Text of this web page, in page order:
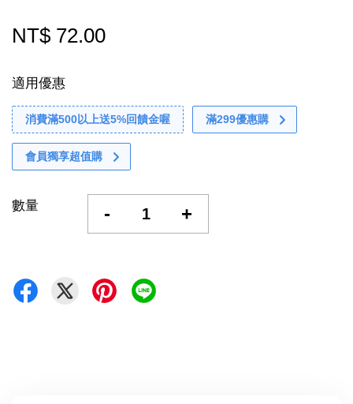
NT$ 72.00
適用優惠
消費滿500以上送5%回饋金喔 滿299優惠購
會員獨享超值購
數量 - +